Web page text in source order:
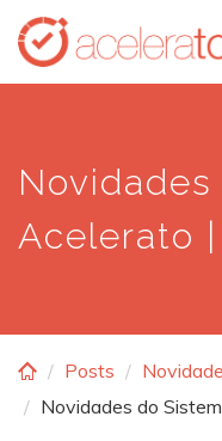
Skip
main
Acelerato |
Posts
Novidades do